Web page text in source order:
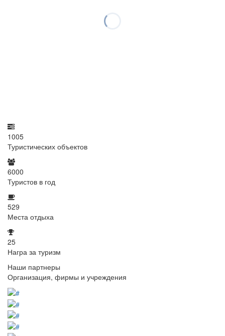
1005
Туристических объектов
6000
Туристов в год
529
Места отдыха
25
Награ за туризм
Наши партнеры
Организация, фирмы и учреждения